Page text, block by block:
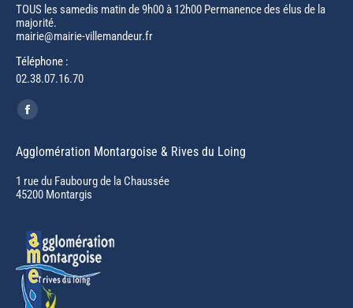
TOUS les samedis matin de 9h00 à 12h00 Permanence des élus de la
majorité.
mairie@mairie-villemandeur.fr
Téléphone :
02.38.07.16.70
Trouvez nous sur :
Facebook
opens
in
new
Agglomération Montargoise & Rives du Loing
1 rue du Faubourg de la Chaussée
45200 Montargis